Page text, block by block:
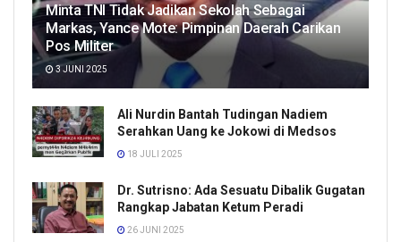
Minta TNI Tidak Jadikan Sekolah Sebagai
Markas, Yance Mote: Pimpinan Daerah Carikan
Pos Militer
3 JUNI 2025
Ali Nurdin Bantah Tudingan Nadiem
Serahkan Uang ke Jokowi di Medsos
18 JULI 2025
Dr. Sutrisno: Ada Sesuatu Dibalik Gugatan
Rangkap Jabatan Ketum Peradi
26 JUNI 2025